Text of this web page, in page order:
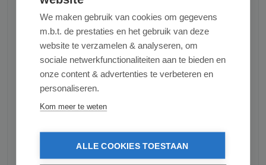
C2C Certified Material Health Certificate™
Zilver
Brochure
Productnummer:
We maken gebruik van cookies om gegevens
m.b.t. de prestaties en het gebruik van deze
website te verzamelen & analyseren, om
sociale netwerkfunctionaliteiten aan te bieden en
onze content & advertenties te verbeteren en
personaliseren.
Kom meer te weten
ALLE COOKIES TOESTAAN